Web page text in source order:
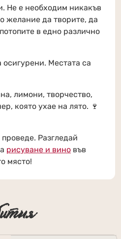
Не е необходим никакъв
желание да творите, да
в едно различно
Местата са
лимони, творчество,
която ухае на лято. 🍷
Разгледай
рисуване и вино във
място!